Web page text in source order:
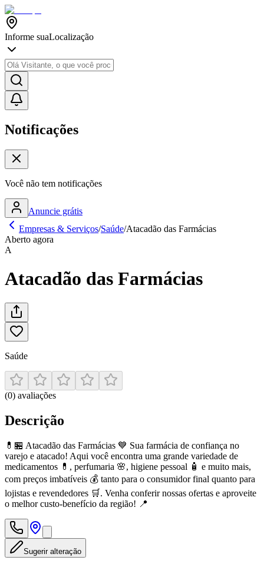
Informe suaLocalização
Notificações
Você não tem notificações
Anuncie grátis
Empresas & Serviços/Saúde/Atacadão das Farmácias
Aberto agora
A
Atacadão das Farmácias
Saúde
(0) avaliações
Descrição
💊🏪 Atacadão das Farmácias 💙 Sua farmácia de confiança no
varejo e atacado! Aqui você encontra uma grande variedade de
medicamentos 💊, perfumaria 🌸, higiene pessoal 🧴 e muito mais,
com preços imbatíveis 💰 tanto para o consumidor final quanto para
lojistas e revendedores 🛒. Venha conferir nossas ofertas e aproveite
o melhor custo-benefício da região! 📍
Sugerir alteração